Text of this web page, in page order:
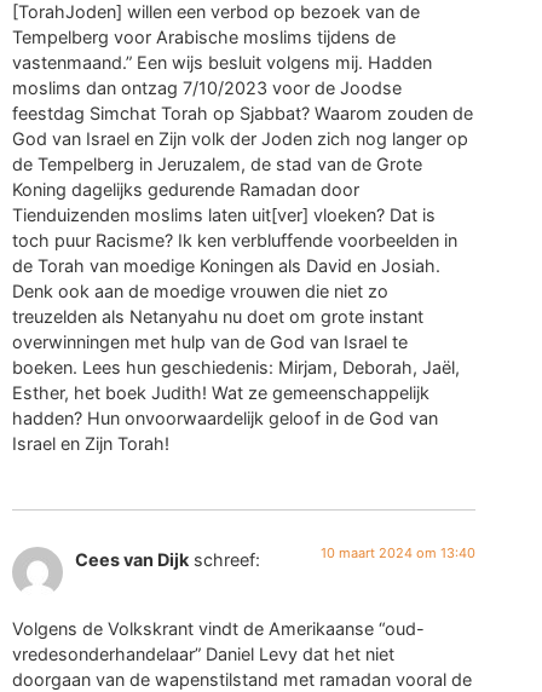
[TorahJoden] willen een verbod op bezoek van de
Tempelberg voor Arabische moslims tijdens de
vastenmaand.” Een wijs besluit volgens mij. Hadden
moslims dan ontzag 7/10/2023 voor de Joodse
feestdag Simchat Torah op Sjabbat? Waarom zouden de
God van Israel en Zijn volk der Joden zich nog langer op
de Tempelberg in Jeruzalem, de stad van de Grote
Koning dagelijks gedurende Ramadan door
Tienduizenden moslims laten uit[ver] vloeken? Dat is
toch puur Racisme? Ik ken verbluffende voorbeelden in
de Torah van moedige Koningen als David en Josiah.
Denk ook aan de moedige vrouwen die niet zo
treuzelden als Netanyahu nu doet om grote instant
overwinningen met hulp van de God van Israel te
boeken. Lees hun geschiedenis: Mirjam, Deborah, Jaël,
Esther, het boek Judith! Wat ze gemeenschappelijk
hadden? Hun onvoorwaardelijk geloof in de God van
Israel en Zijn Torah!
Cees van Dijk schreef: 10 maart 2024 om 13:40
Volgens de Volkskrant vindt de Amerikaanse “oud-
vredesonderhandelaar” Daniel Levy dat het niet
doorgaan van de wapenstilstand met ramadan vooral de